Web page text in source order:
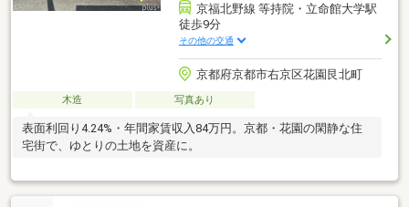
京福北野線 等持院・立命館大学駅
徒歩9分
その他の交通
京都府京都市右京区花園艮北町
木造 写真あり
表面利回り4.24%・年間家賃収入84万円。京都・花園の閑静な住
宅街で、ゆとりの土地を資産に。